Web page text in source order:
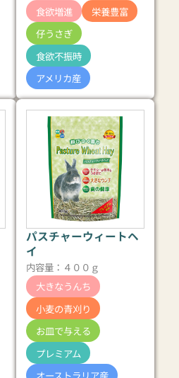
食欲増進
栄養豊富
仔うさぎ
食欲不振時
アメリカ産
パスチャーウィートヘ
イ
内容量：４００ｇ
大きなうんち
小麦の青刈り
お皿で与える
プレミアム
オーストラリア産